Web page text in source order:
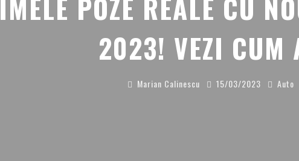
POZE REALE CU
2023! VEZI CUM
Marian Calinescu 15/03/2023 Auto